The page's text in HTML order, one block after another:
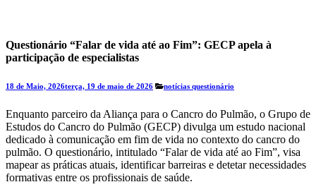
Questionário “Falar de vida até ao Fim”: GECP apela à
participação de especialistas
18 de Maio, 2026terça, 19 de maio de 2026 notícias questionário
Enquanto parceiro da Aliança para o Cancro do Pulmão, o Grupo de
Estudos do Cancro do Pulmão (GECP) divulga um estudo nacional
dedicado à comunicação em fim de vida no contexto do cancro do
pulmão. O questionário, intitulado “Falar de vida até ao Fim”, visa
mapear as práticas atuais, identificar barreiras e detetar necessidades
formativas entre os profissionais de saúde.